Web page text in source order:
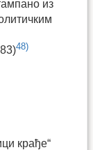
из
48)
крађе“